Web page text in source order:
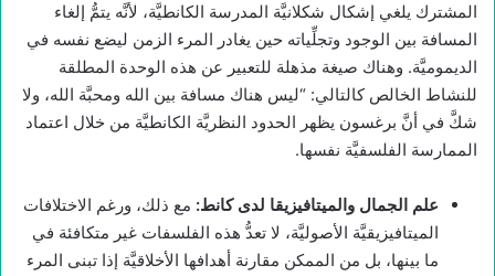
المشترك يلغي إشكال شكلانيَّة المدرسة الكانطيَّة، لأنَّه يتمُّ إلغاء
المسافة بين الوجود وتجلِّياته حين يغادر المرء الزمن ليضع نفسه في
الديموميَّة. وهناك صيغة مذهلة للتعبير عن هذه الوحدة المطلقة
للنشاط الخالص كالتالي: “ليس هناك مسافة بين الله ومحبَّة الله، ولا
شكَّ في أنَّ برغسون يظهر الحدود النظريَّة الكانطيَّة من خلال اعتماد
الممارسة الفلسفيَّة نفسها.
علم الجمال والميتافيزيقا لدى كانط: مع ذلك، ورغم الاختلافات
الميتافيزيقيَّة الأصوليَّة، لا تعدُّ هذه الفلسفات غير متكافئة في
ما بينها، بل من الممكن مقارنة أهدافها الأخلاقيَّة إذا تبنى المرء